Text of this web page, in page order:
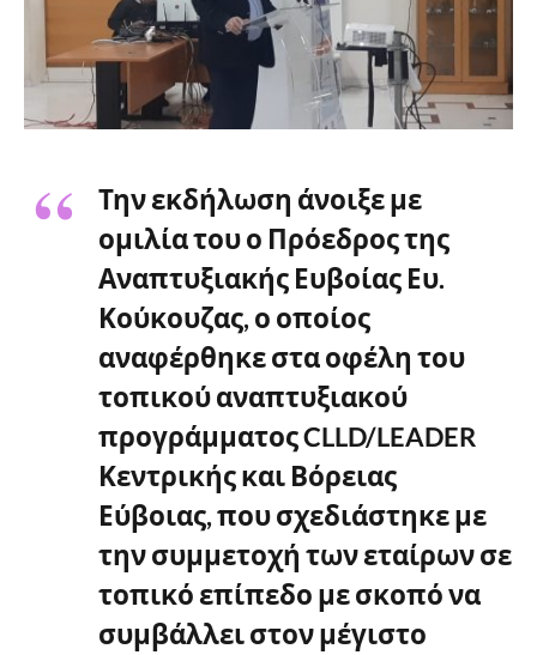
Την εκδήλωση άνοιξε με
ομιλία του ο Πρόεδρος της
Αναπτυξιακής Ευβοίας Ευ.
Κούκουζας, ο οποίος
αναφέρθηκε στα οφέλη του
τοπικού αναπτυξιακού
προγράμματος CLLD/LEADER
Κεντρικής και Βόρειας
Εύβοιας, που σχεδιάστηκε με
την συμμετοχή των εταίρων σε
τοπικό επίπεδο με σκοπό να
συμβάλλει στον μέγιστο